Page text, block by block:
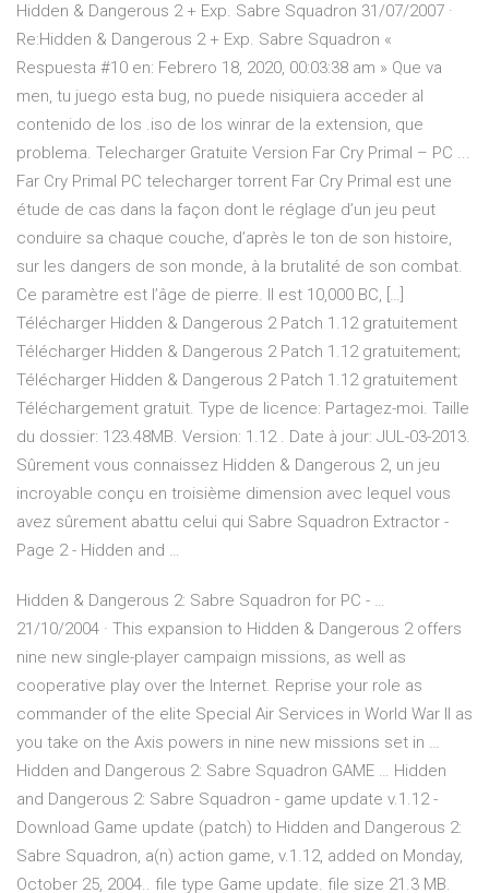
Hidden & Dangerous 2 + Exp. Sabre Squadron 31/07/2007 ·
Re:Hidden & Dangerous 2 + Exp. Sabre Squadron «
Respuesta #10 en: Febrero 18, 2020, 00:03:38 am » Que va
men, tu juego esta bug, no puede nisiquiera acceder al
contenido de los .iso de los winrar de la extension, que
problema. Telecharger Gratuite Version Far Cry Primal – PC ...
Far Cry Primal PC telecharger torrent Far Cry Primal est une
étude de cas dans la façon dont le réglage d’un jeu peut
conduire sa chaque couche, d’après le ton de son histoire,
sur les dangers de son monde, à la brutalité de son combat.
Ce paramètre est l’âge de pierre. Il est 10,000 BC, […]
Télécharger Hidden & Dangerous 2 Patch 1.12 gratuitement
Télécharger Hidden & Dangerous 2 Patch 1.12 gratuitement;
Télécharger Hidden & Dangerous 2 Patch 1.12 gratuitement
Téléchargement gratuit. Type de licence: Partagez-moi. Taille
du dossier: 123.48MB. Version: 1.12 . Date à jour: JUL-03-2013.
Sûrement vous connaissez Hidden & Dangerous 2, un jeu
incroyable conçu en troisième dimension avec lequel vous
avez sûrement abattu celui qui Sabre Squadron Extractor -
Page 2 - Hidden and …
Hidden & Dangerous 2: Sabre Squadron for PC - …
21/10/2004 · This expansion to Hidden & Dangerous 2 offers
nine new single-player campaign missions, as well as
cooperative play over the Internet. Reprise your role as
commander of the elite Special Air Services in World War II as
you take on the Axis powers in nine new missions set in …
Hidden and Dangerous 2: Sabre Squadron GAME … Hidden
and Dangerous 2: Sabre Squadron - game update v.1.12 -
Download Game update (patch) to Hidden and Dangerous 2:
Sabre Squadron, a(n) action game, v.1.12, added on Monday,
October 25, 2004.. file type Game update. file size 21.3 MB.